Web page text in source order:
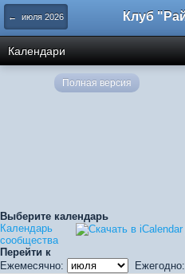
← июля 2026
Календари
Выберите календарь
Календарь
сообщества
Перейти к
Ежемесячно:
Ежегодно:
Полная версия